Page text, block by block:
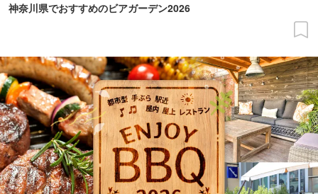
神奈川県でおすすめのビアガーデン2026